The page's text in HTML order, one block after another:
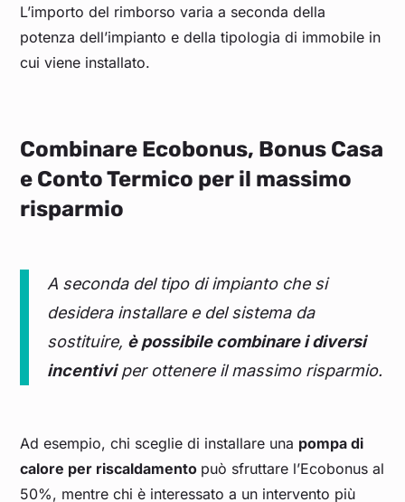
L’importo del rimborso varia a seconda della
potenza dell’impianto e della tipologia di immobile in
cui viene installato.
Combinare Ecobonus, Bonus Casa
e Conto Termico per il massimo
risparmio
A seconda del tipo di impianto che si
desidera installare e del sistema da
sostituire, è possibile combinare i diversi
incentiviper ottenere il massimo risparmio.
Ad esempio, chi sceglie di installare una pompa di
calore per riscaldamento può sfruttare l’Ecobonus al
50%, mentre chi è interessato a un intervento più